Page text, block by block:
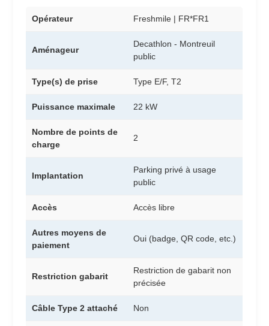
Opérateur Freshmile | FR*FR1
Aménageur
Decathlon - Montreuil
public
Type(s) de prise Type E/F, T2
Puissance maximale 22 kW
Nombre de points de
charge
2
Implantation
Parking privé à usage
public
Accès Accès libre
Autres moyens de
paiement
Oui (badge, QR code, etc.)
Restriction gabarit
Restriction de gabarit non
précisée
Câble Type 2 attaché Non